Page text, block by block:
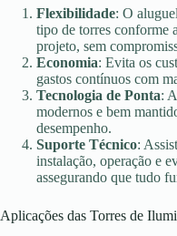
Flexibilidade: O
tipo de torres conforme
projeto, sem
Economia: Evita os
gastos contínuos com
Tecnologia de Ponta:
modernos e bem
desempenho.
Suporte Técnico:
instalação, operação e
assegurando que tudo
Aplicações das Torres de